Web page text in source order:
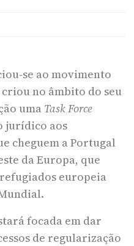
se ao movimento
no âmbito do seu
uma Task Force
jurídico aos
cheguem a Portugal
da Europa, que
europeia
focada em dar
de regularização